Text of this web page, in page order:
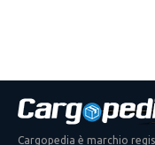
Cargopedia è marchio